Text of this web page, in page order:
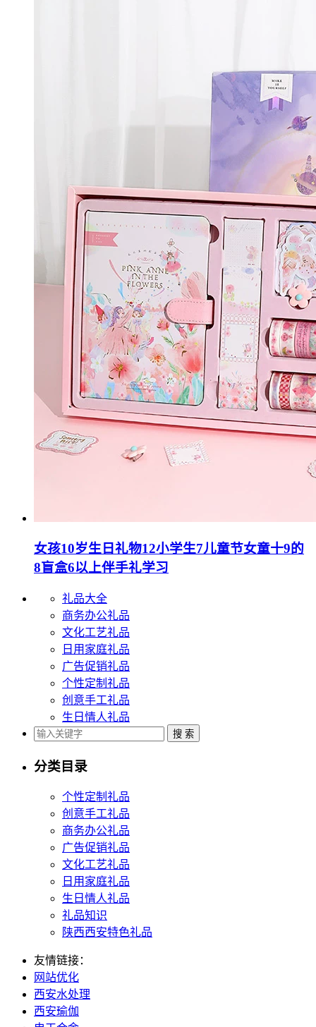
女孩10岁生日礼物12小学生7儿童节女童十9的
8盲盒6以上伴手礼学习
礼品大全
商务办公礼品
文化工艺礼品
日用家庭礼品
广告促销礼品
个性定制礼品
创意手工礼品
生日情人礼品
分类目录
个性定制礼品
创意手工礼品
商务办公礼品
广告促销礼品
文化工艺礼品
日用家庭礼品
生日情人礼品
礼品知识
陕西西安特色礼品
友情链接：
网站优化
西安水处理
西安瑜伽